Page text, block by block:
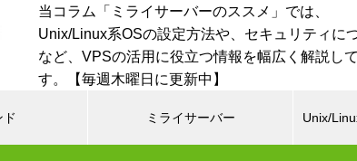
当コラム「ミライサーバーのススメ」では、
Unix/Linux系OSの設定方法や、セキュリティに
など、VPSの活用に役立つ情報を幅広く解説し
す。【毎週木曜日に更新中】
ミライサーバー Unix/